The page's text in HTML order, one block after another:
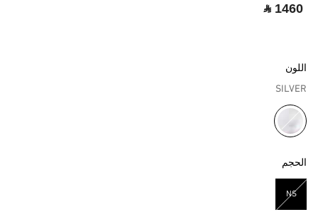
‎ ⃁ 1460 ‎
اللون
SILVER
مختار
الحجم
NS
مختار